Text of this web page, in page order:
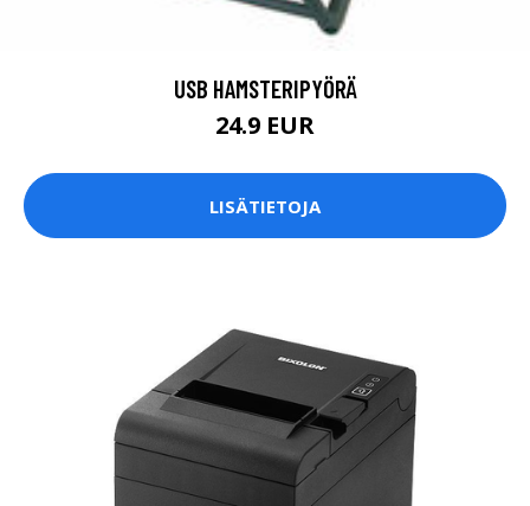
USB HAMSTERIPYÖRÄ
24.9 EUR
LISÄTIETOJA